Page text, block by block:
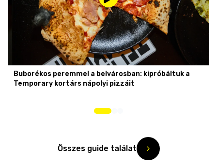
Buborékos peremmel a belvárosban: kipróbáltuk a
Temporary kortárs nápolyi pizzáit
Összes guide találat